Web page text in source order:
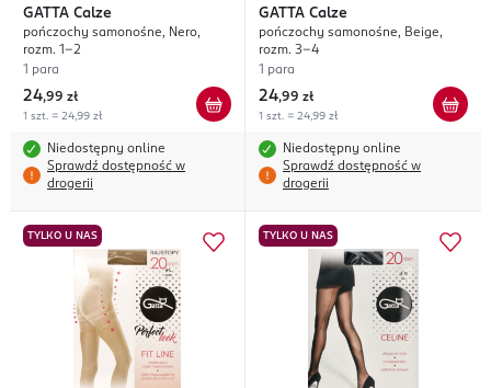
GATTA Calze
pończochy samonośne, Nero,
rozm. 1-2
1 para
24,99 zł
1 szt. = 24,99 zł
Niedostępny online
Sprawdź dostępność w
drogerii
GATTA Calze
pończochy samonośne, Beige,
rozm. 3-4
1 para
24,99 zł
1 szt. = 24,99 zł
Niedostępny online
Sprawdź dostępność w
drogerii
TYLKO U NAS TYLKO U NAS